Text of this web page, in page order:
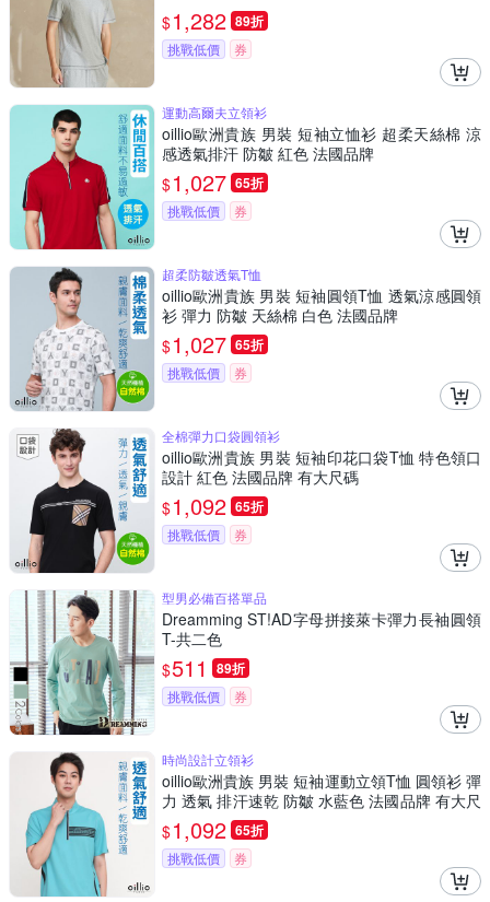
$1,282 89折
挑戰低價 券
運動高爾夫立領衫
oillio歐洲貴族 男裝 短袖立恤衫 超柔天絲棉 涼
感透氣排汗 防皺 紅色 法國品牌
$1,027 65折
挑戰低價 券
超柔防皺透氣T恤
oillio歐洲貴族 男裝 短袖圓領T恤 透氣涼感圓領
衫 彈力 防皺 天絲棉 白色 法國品牌
$1,027 65折
挑戰低價 券
全棉彈力口袋圓領衫
oillio歐洲貴族 男裝 短袖印花口袋T恤 特色領口
設計 紅色 法國品牌 有大尺碼
$1,092 65折
挑戰低價 券
型男必備百搭單品
Dreamming ST!AD字母拼接萊卡彈力長袖圓領
T-共二色
$511 89折
挑戰低價 券
時尚設計立領衫
oillio歐洲貴族 男裝 短袖運動立領T恤 圓領衫 彈
力 透氣 排汗速乾 防皺 水藍色 法國品牌 有大尺
碼
$1,092 65折
挑戰低價 券